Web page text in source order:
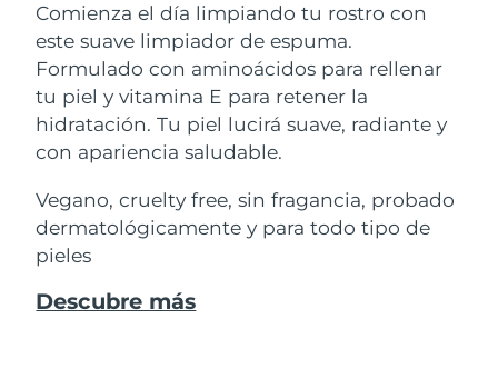
Comienza el día limpiando tu rostro con
este suave limpiador de espuma.
Formulado con aminoácidos para rellenar
tu piel y vitamina E para retener la
hidratación. Tu piel lucirá suave, radiante y
con apariencia saludable.
Vegano, cruelty free, sin fragancia, probado
dermatológicamente y para todo tipo de
pieles
Descubre más